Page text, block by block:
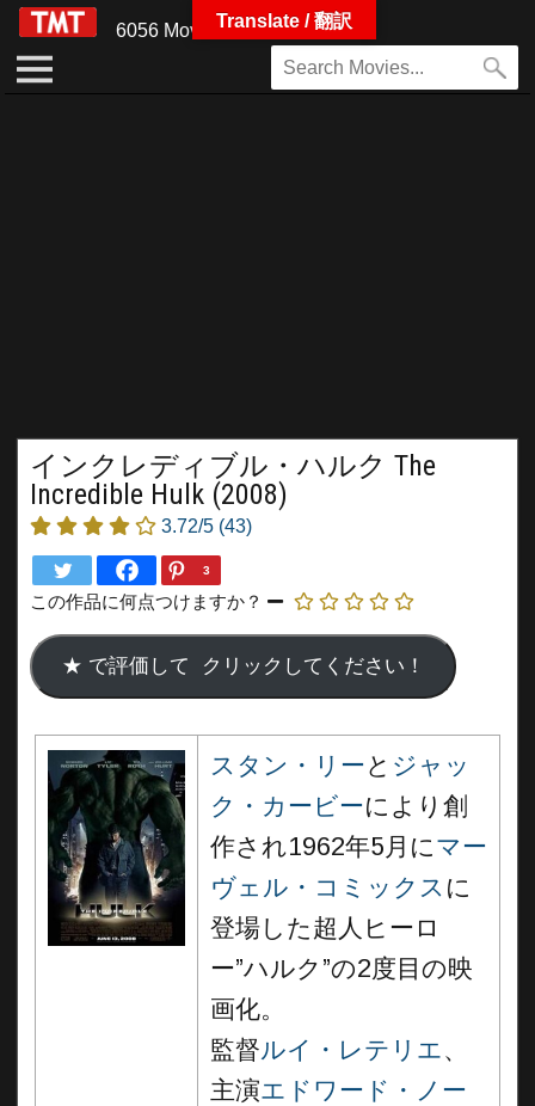
6056 Movies
インクレディブル・ハルク The
Incredible Hulk (2008)
3.72/5 (43)
3
この作品に何点つけますか？
スタン・リーと ジャッ
ク・カービーにより創
作され1962年5月にマー
ヴェル・コミックス に
登場した超人ヒーロ
ー”ハルク”の2度目の映
画化。
監督ルイ・レテリエ、
主演エドワード・ノー
Translate / 翻訳